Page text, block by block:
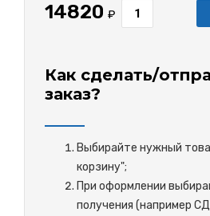
14820 ₽
Как сделать/
заказ?
Выбирайте нужный
корзину";
При оформлении
получения (например